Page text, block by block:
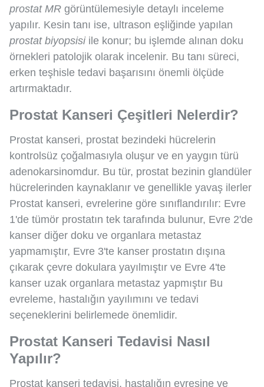
prostat MR görüntülemesiyle detaylı inceleme
yapılır. Kesin tanı ise, ultrason eşliğinde yapılan
prostat biyopsisiile konur; bu işlemde alınan doku
örnekleri patolojik olarak incelenir. Bu tanı süreci,
erken teşhisle tedavi başarısını önemli ölçüde
artırmaktadır.
Prostat Kanseri Çeşitleri Nelerdir?
Prostat kanseri, prostat bezindeki hücrelerin
kontrolsüz çoğalmasıyla oluşur ve en yaygın türü
adenokarsinomdur. Bu tür, prostat bezinin glandüler
hücrelerinden kaynaklanır ve genellikle yavaş ilerler
Prostat kanseri, evrelerine göre sınıflandırılır: Evre
1'de tümör prostatın tek tarafında bulunur, Evre 2'de
kanser diğer doku ve organlara metastaz
yapmamıştır, Evre 3'te kanser prostatın dışına
çıkarak çevre dokulara yayılmıştır ve Evre 4'te
kanser uzak organlara metastaz yapmıştır Bu
evreleme, hastalığın yayılımını ve tedavi
seçeneklerini belirlemede önemlidir.
Prostat Kanseri Tedavisi Nasıl
Yapılır?
Prostat kanseri tedavisi, hastalığın evresine ve